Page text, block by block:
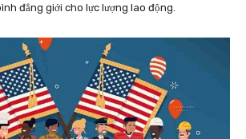
đẳng giới cho lực lượng lao động.